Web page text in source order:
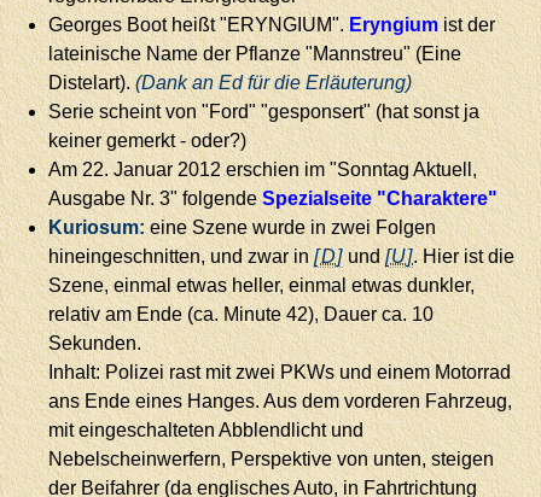
Georges Boot heißt "ERYNGIUM".Eryngiumist der
lateinische Name der Pflanze "Mannstreu" (Eine
Distelart).(Dank an Ed für die Erläuterung)
Serie scheint von "Ford" "gesponsert" (hat sonst ja
keiner gemerkt - oder?)
Am 22. Januar 2012 erschien im "Sonntag Aktuell,
Ausgabe Nr. 3" folgendeSpezialseite "Charaktere"
Kuriosum:eine Szene wurde in zwei Folgen
hineingeschnitten, und zwar in[D]und[U]. Hier ist die
Szene, einmal etwas heller, einmal etwas dunkler,
relativ am Ende (ca. Minute 42), Dauer ca. 10
Sekunden.
Inhalt: Polizei rast mit zwei PKWs und einem Motorrad
ans Ende eines Hanges. Aus dem vorderen Fahrzeug,
mit eingeschalteten Abblendlicht und
Nebelscheinwerfern, Perspektive von unten, steigen
der Beifahrer (da englisches Auto, in Fahrtrichtung